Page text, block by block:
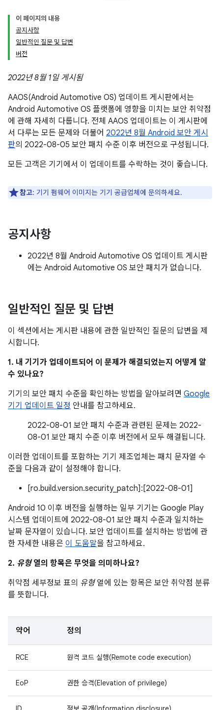
이 페이지의 내용
공지사항
일반적인 질문 및 답변
버전
2022년 8월 1일 게시됨
AAOS(Android Automotive OS) 업데이트 게시판에서는
Android Automotive OS 플랫폼에 영향을 미치는 보안 취약점
에 관해 자세히 다룹니다. 전체 AAOS 업데이트는 이 게시판에
서 다루는 모든 문제와 더불어 2022년 8월 Android 보안 게시
판의 2022-08-05 보안 패치 수준 이후 버전으로 구성됩니다.
모든 고객은 기기에서 이 업데이트를 수락하는 것이 좋습니다.
참고: 기기 펌웨어 이미지는 기기 공급업체에 문의하세요.
공지사항
2022년 8월 Android Automotive OS 업데이트 게시판
에는 Android Automotive OS 보안 패치가 없습니다.
일반적인 질문 및 답변
이 섹션에서는 게시판 내용에 관한 일반적인 질문의 답변을 제
시합니다.
1. 내 기기가 업데이트되어 이 문제가 해결되었는지 어떻게 알
수 있나요?
기기의 보안 패치 수준을 확인하는 방법을 알아보려면 Google
기기 업데이트 일정 안내를 참고하세요.
2022-08-01 보안 패치 수준과 관련된 문제는 2022-
08-01 보안 패치 수준 이후 버전에서 모두 해결됩니다.
이러한 업데이트를 포함하는 기기 제조업체는 패치 문자열 수
준을 다음과 같이 설정해야 합니다.
[ro.build.version.security_patch]:[2022-08-01]
Android 10 이후 버전을 실행하는 일부 기기는 Google Play
시스템 업데이트에 2022-08-01 보안 패치 수준과 일치하는
날짜 문자열이 있습니다. 보안 업데이트를 설치하는 방법에 관
한 자세한 내용은 이 도움말을 참고하세요.
2. 유형열의 항목은 무엇을 의미하나요?
취약점 세부정보 표의 유형열에 있는 항목은 보안 취약점 분류
를 뜻합니다.
약어 정의
RCE 원격 코드 실행(Remote code execution)
EoP 권한 승격(Elevation of privilege)